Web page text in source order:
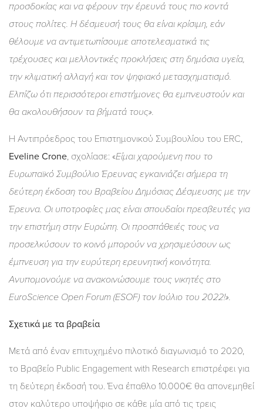
προσδοκίας και να φέρουν την έρευνά τους πιο κοντά
στους πολίτες. Η δέσμευσή τους θα είναι κρίσιμη, εάν
θέλουμε να αντιμετωπίσουμε αποτελεσματικά τις
τρέχουσες και μελλοντικές προκλήσεις στη δημόσια υγεία,
την κλιματική αλλαγή και τον ψηφιακό μετασχηματισμό.
Ελπίζω ότι περισσότεροι επιστήμονες θα εμπνευστούν και
θα ακολουθήσουν τα βήματά τους».
Η Αντιπρόεδρος του Επιστημονικού Συμβουλίου του ERC,
Eveline Crone, σχολίασε: «Είμαι χαρούμενη που το
Ευρωπαϊκό Συμβούλιο Έρευνας εγκαινιάζει σήμερα τη
δεύτερη έκδοση του Βραβείου Δημόσιας Δέσμευσης με την
Έρευνα. Οι υποτροφίες μας είναι σπουδαίοι πρεσβευτές για
την επιστήμη στην Ευρώπη. Οι προσπάθειές τους να
προσελκύσουν το κοινό μπορούν να χρησιμεύσουν ως
έμπνευση για την ευρύτερη ερευνητική κοινότητα.
Ανυπομονούμε να ανακοινώσουμε τους νικητές στο
EuroScience Open Forum (ESOF) τον Ιούλιο του 2022!».
Σχετικά με τα βραβεία
Μετά από έναν επιτυχημένο πιλοτικό διαγωνισμό το 2020,
το Βραβείο Public Engagement with Research επιστρέφει για
τη δεύτερη έκδοσή του. Ένα έπαθλο 10.000€ θα απονεμηθεί
στον καλύτερο υποψήφιο σε κάθε μία από τις τρεις